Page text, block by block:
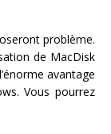
problème.
de MacDisk
avantage
Vous pourrez